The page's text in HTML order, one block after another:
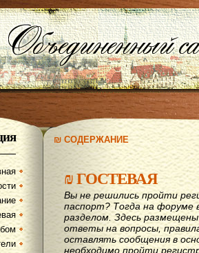
₪ СОДЕРЖАНИЕ
₪ГОСТЕВАЯ
Вы не решились пройти
паспорт? Тогда на форуме
разделом. Здесь
ответы на вопросы,
оставлять сообщения в
необходимо пройти